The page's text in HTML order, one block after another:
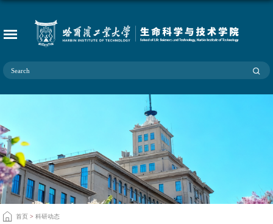
首页 > 科研动态